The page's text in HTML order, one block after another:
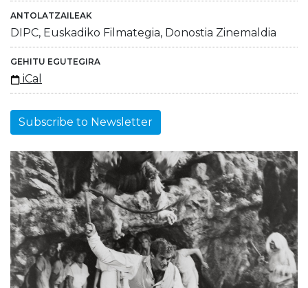
ANTOLATZAILEAK
DIPC, Euskadiko Filmategia, Donostia Zinemaldia
GEHITU EGUTEGIRA
iCal
Subscribe to Newsletter